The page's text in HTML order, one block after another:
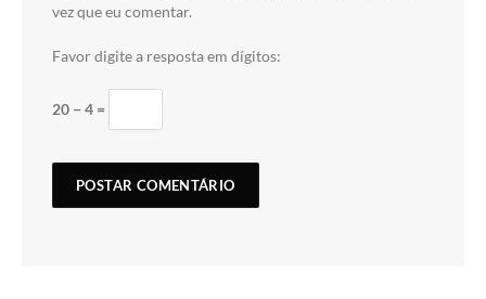
vez que eu comentar.
Favor digite a resposta em dígitos:
20 − 4 =